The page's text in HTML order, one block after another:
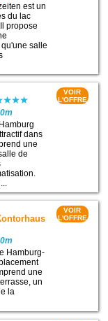
est un
du lac
propose
salle
dans
une
de
VOIR
L'OFFRE
Hamburg-
une
un
la
VOIR
L'OFFRE